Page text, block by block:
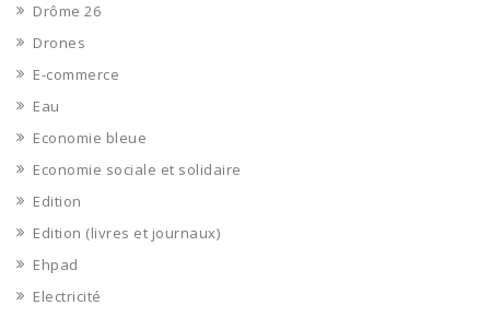
Drôme 26
Drones
E-commerce
Eau
Economie bleue
Economie sociale et solidaire
Edition
Edition (livres et journaux)
Ehpad
Electricité